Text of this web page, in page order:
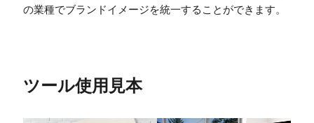
の業種でブランドイメージを統一することができます。
ツール使用見本